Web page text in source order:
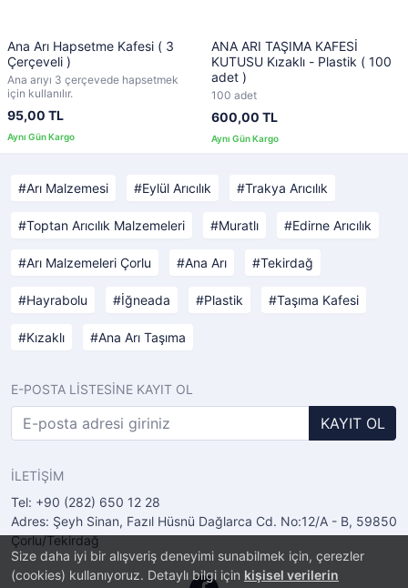
Size daha iyi bir alışveriş deneyimi sunabilmek için, çerezler
(cookies) kullanıyoruz. Detaylı bilgi için kişisel verilerin
Ana Arı Hapsetme Kafesi ( 3
Çerçeveli )
Ana arıyı 3 çerçevede hapsetmek
için kullanılır.
95,00 TL
ANA ARI TAŞIMA KAFESİ
KUTUSU Kızaklı - Plastik ( 100
adet )
100 adet
600,00 TL
Arı Malzemesi Eylül Arıcılık Trakya Arıcılık
Toptan Arıcılık Malzemeleri Muratlı Edirne Arıcılık
Arı Malzemeleri Çorlu Ana Arı Tekirdağ
Hayrabolu İğneada Plastik Taşıma Kafesi
Kızaklı Ana Arı Taşıma
E-POSTA LİSTESİNE KAYIT OL
KAYIT OL
İLETİŞİM
Tel: +90 (282) 650 12 28
Adres: Şeyh Sinan, Fazıl Hüsnü Dağlarca Cd. No:12/A - B, 59850
Çorlu/Tekirdağ